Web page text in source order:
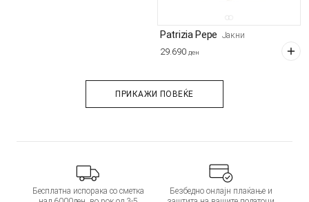
Patrizia Pepe Јакни
29.690 ден
ПРИКАЖИ ПОВЕЌЕ
Бесплатна испорака со сметка
Безбедно онлајн плаќање и